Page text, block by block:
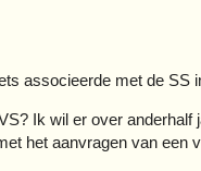
associeerde met de SS
Ik wil er over
het aanvragen van een